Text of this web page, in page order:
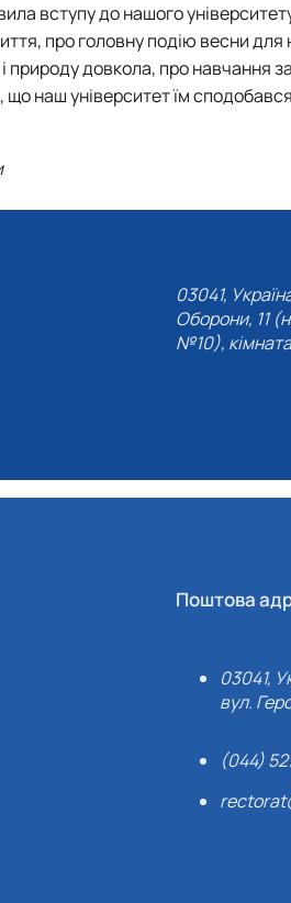
вступу до нашого
про головну подію весни для
природу довкола, про навчання
що наш університет їм
03041,
Оборони, 11
№10),
Поштова
03041,
вул.
(044)